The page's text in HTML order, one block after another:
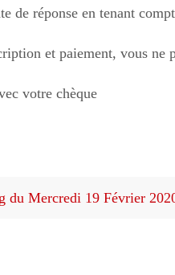
de réponse en tenant
et paiement, vous ne
votre chèque
du Mercredi 19 Février